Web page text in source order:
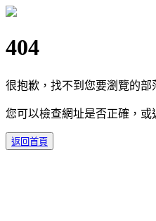
404
很抱歉，找不到您要瀏覽的部
您可以檢查網址是否正確，或
返回首頁